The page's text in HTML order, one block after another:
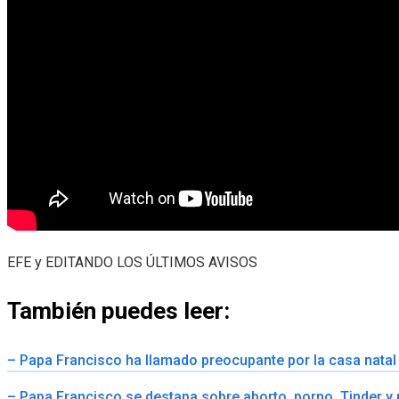
EFE y EDITANDO LOS ÚLTIMOS AVISOS
También puedes leer:
– Papa Francisco ha llamado preocupante por la casa